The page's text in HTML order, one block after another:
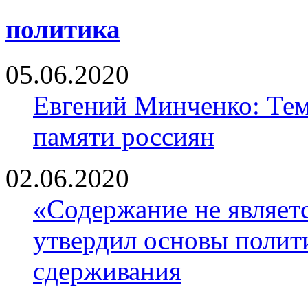
политика
05.06.2020
Евгений Минченко:
памяти россиян
02.06.2020
«Содержание не
утвердил основы
сдерживания